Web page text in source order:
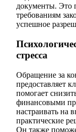
документы. Это
требованиям
успешное
стресса
Обращение за
предоставляет
помогает
финансовыми
настраивать на
практические
Он также